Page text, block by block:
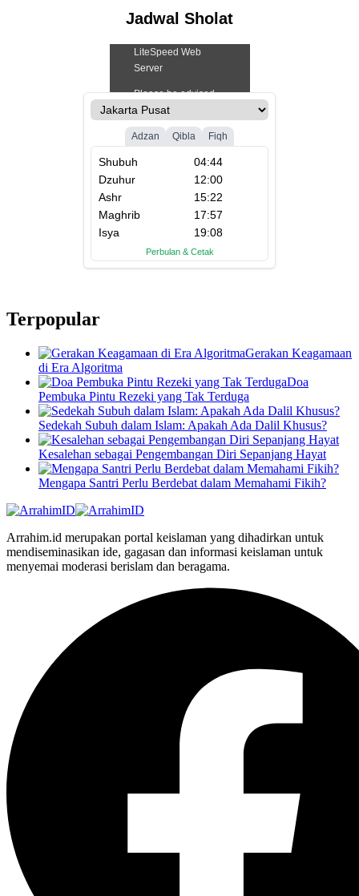
Jadwal Sholat
Terpopular
Gerakan Keagamaan
di Era Algoritma
Doa
Pembuka Pintu Rezeki yang Tak Terduga
Sedekah Subuh dalam Islam: Apakah Ada Dalil Khusus?
Kesalehan sebagai Pengembangan Diri Sepanjang Hayat
Mengapa Santri Perlu Berdebat dalam Memahami Fikih?
Arrahim.id merupakan portal keislaman yang dihadirkan untuk
mendiseminasikan ide, gagasan dan informasi keislaman untuk
menyemai moderasi berislam dan beragama.